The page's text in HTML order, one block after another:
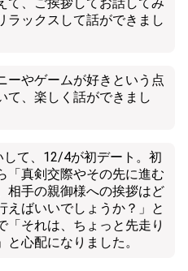
ラックスして話ができまし
ーやゲームが好きという点
て、楽しく話ができまし
て、12/4が初デート。初
「真剣交際やその先に進む
相手の親御様への挨拶はど
えばいいでしょうか？」と
「それは、ちょっと先走り
心配になりました。